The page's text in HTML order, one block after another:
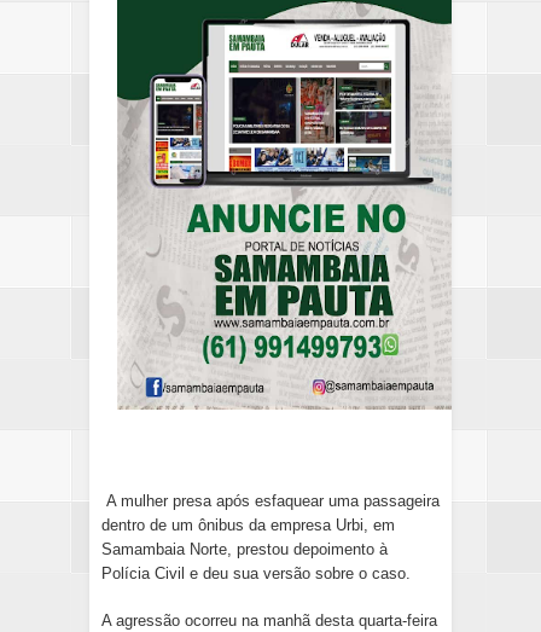
A mulher presa após esfaquear uma passageira
dentro de um ônibus da empresa Urbi, em
Samambaia Norte, prestou depoimento à
Polícia Civil e deu sua versão sobre o caso.
A agressão ocorreu na manhã desta quarta-feira